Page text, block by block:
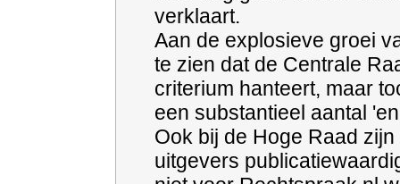
verklaart.
Aan de explosieve groei
te zien dat de Centrale
criterium hanteert, maar
een substantieel aantal
Ook bij de Hoge Raad
uitgevers